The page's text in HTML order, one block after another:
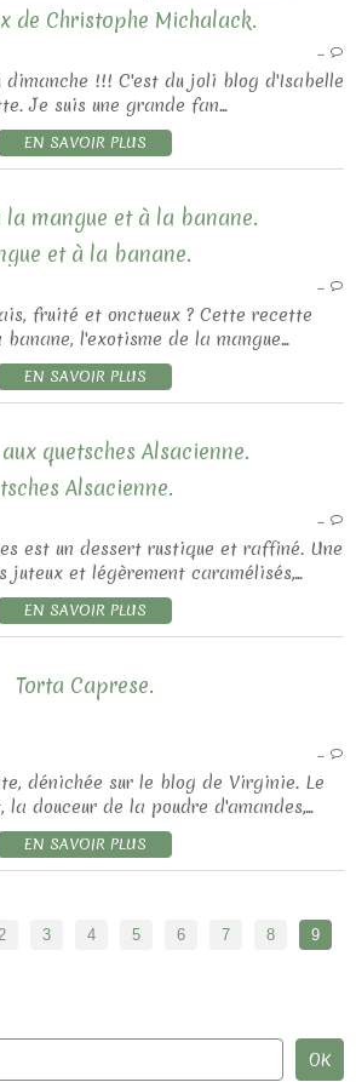
…
!!! C'est du joli blog d'Isabelle
Je suis une grande fan...
EN SAVOIR PLUS
la mangue et à la banane.
…
fruité et onctueux ? Cette recette
l'exotisme de la mangue...
EN SAVOIR PLUS
quetsches Alsacienne.
…
est un dessert rustique et raffiné. Une
et légèrement caramélisés,...
EN SAVOIR PLUS
Torta Caprese.
…
dénichée sur le blog de Virginie. Le
douceur de la poudre d'amandes,...
EN SAVOIR PLUS
3 4 5 6 7 8 9